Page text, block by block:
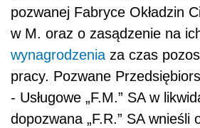
pozwanej Fabryce Okładzin
w M. oraz o zasądzenie na
wynagrodzenia za czas
pracy. Pozwane
- Usługowe „F.M.” SA w
dopozwana „F.R.” SA wnieśli